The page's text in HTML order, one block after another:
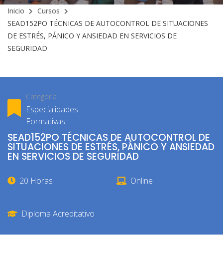
Inicio
Cursos
SEAD152PO TÉCNICAS DE AUTOCONTROL DE SITUACIONES
DE ESTRÉS, PÁNICO Y ANSIEDAD EN SERVICIOS DE
SEGURIDAD
Categoría
Especialidades
Formativas
SEAD152PO TÉCNICAS DE AUTOCONTROL DE
SITUACIONES DE ESTRÉS, PÁNICO Y ANSIEDAD
EN SERVICIOS DE SEGURIDAD
20 Horas Online
Diploma Acreditativo